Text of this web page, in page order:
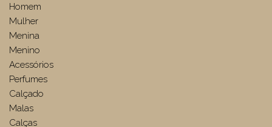
Homem
Mulher
Menina
Menino
Acessórios
Perfumes
Calçado
Malas
Calças